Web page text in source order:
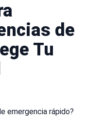
de
Tu
emergencia rápido?